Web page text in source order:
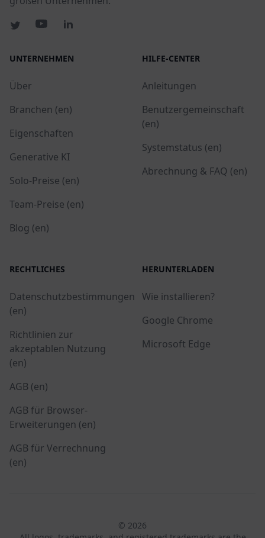
UNTERNEHMEN
Über
Branchen (en)
Eigenschaften
Generative KI
Solo-Preise (en)
Team-Preise (en)
Blog (en)
HILFE-CENTER
Anleitungen
Benutzergemeinschaft
(en)
Systemstatus (en)
Abrechnung & FAQ (en)
RECHTLICHES
Datenschutzbestimmungen
(en)
Richtlinien zur
akzeptablen Nutzung
(en)
AGB (en)
AGB für Browser-
Erweiterungen (en)
AGB für Verrechnung
(en)
HERUNTERLADEN
Wie installieren?
Google Chrome
Microsoft Edge
© 2026